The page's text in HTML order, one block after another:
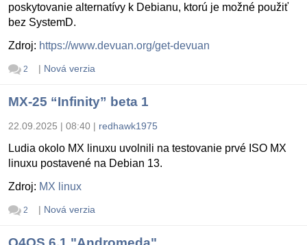
poskytovanie alternatívy k Debianu, ktorú je možné použiť
bez SystemD.
Zdroj: https://www.devuan.org/get-devuan
2 | Nová verzia
MX-25 “Infinity” beta 1
22.09.2025 | 08:40 | redhawk1975
Ludia okolo MX linuxu uvolnili na testovanie prvé ISO MX
linuxu postavené na Debian 13.
Zdroj: MX linux
2 | Nová verzia